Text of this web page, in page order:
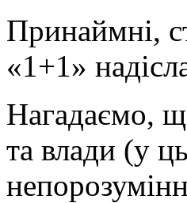
Принаймні,
«1+1»
Нагадаємо,
та влади (у